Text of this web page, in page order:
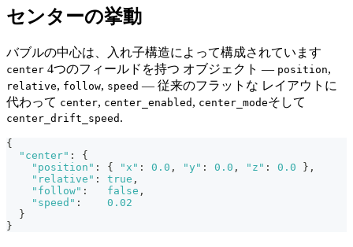
センターの挙動
バブルの中心は、入れ子構造によって構成されています
center 4つのフィールドを持つ オブジェクト — position,
relative, follow, speed — 従来のフラットな レイアウトに
代わって center, center_enabled , center_modeそして
center_drift_speed .
{
"center" :
{
"position" : { "x" : 0.0 , "y" : 0.0 , "z" : 0.0 } ,
"relative" : true ,
"follow" : false ,
"speed" :
0.02
}
}